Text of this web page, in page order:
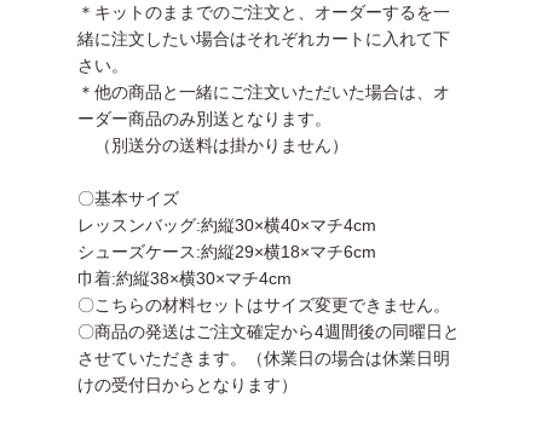
＊キットのままでのご注文と、オーダーするを一
緒に注文したい場合はそれぞれカートに入れて下
さい。
＊他の商品と一緒にご注文いただいた場合は、オ
ーダー商品のみ別送となります。
（別送分の送料は掛かりません）
〇基本サイズ
レッスンバッグ:約縦30×横40×マチ4cm
シューズケース:約縦29×横18×マチ6cm
巾着:約縦38×横30×マチ4cm
〇こちらの材料セットはサイズ変更できません。
〇商品の発送はご注文確定から4週間後の同曜日と
させていただきます。（休業日の場合は休業日明
けの受付日からとなります）